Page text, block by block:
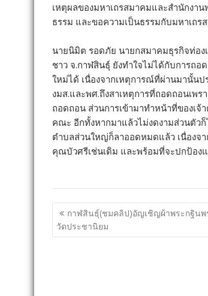
เหตุผลของมหาเถรสมาคมและสำนักง
ธรรม และขอความเป็นธรรมกับมหาเถร
นายนิมิต รอดภัย นายกสมาคมธุรกิจท่อง
ชาว จ.กาฬสินธุ์ ยังทำใจไม่ได้กับการถ
ใหม่ได้ เนื่องจากเหตุการณ์ที่ผ่านมานั้นป
งมส.และพศ.ถึงสาเหตุการที่ถอดถอนเพ
ถอดถอน ส่วนการเข้ามาทำหน้าที่ของเ
คณะ อีกทั้งหากมาแล้วไม่งดงามส่วนตัว
ตำบลส่วนใหญ่ก็ลาออดหมดแล้ว เนื่องจ
คุณบัวศรีเช่นเดิม และพร้อมที่จะปกป้อง
แนะแนว
เรื่อง
กาฬสินธุ์(ชมคลิป)อัญเชิญผ้าพระกฐินพ
วัดประชานิยม